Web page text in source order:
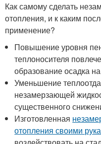
Как самому сделать
отопления, и к каким
применение?
Повышение уровня
теплоносителя
образование осадка
Уменьшение
незамерзающей
существенного
Изготовленная
отопления своими